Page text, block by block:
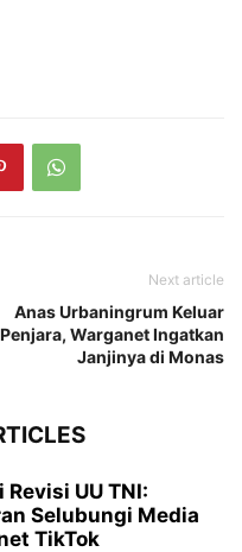
Next article
Anas Urbaningrum Keluar
Penjara, Warganet Ingatkan
Janjinya di Monas
UU TNI:
Selubungi Media
TikTok